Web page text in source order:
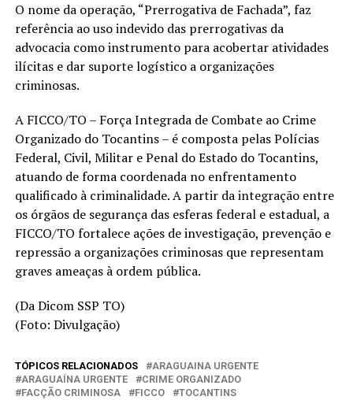
O nome da operação, “Prerrogativa de Fachada”, faz
referência ao uso indevido das prerrogativas da
advocacia como instrumento para acobertar atividades
ilícitas e dar suporte logístico a organizações
criminosas.
A FICCO/TO – Força Integrada de Combate ao Crime
Organizado do Tocantins – é composta pelas Polícias
Federal, Civil, Militar e Penal do Estado do Tocantins,
atuando de forma coordenada no enfrentamento
qualificado à criminalidade. A partir da integração entre
os órgãos de segurança das esferas federal e estadual, a
FICCO/TO fortalece ações de investigação, prevenção e
repressão a organizações criminosas que representam
graves ameaças à ordem pública.
(Da Dicom SSP TO)
(Foto: Divulgação)
TÓPICOS RELACIONADOS
ARAGUAINA URGENTE
ARAGUAÍNA URGENTE
CRIME ORGANIZADO
FACÇÃO CRIMINOSA
FICCO TOCANTINS